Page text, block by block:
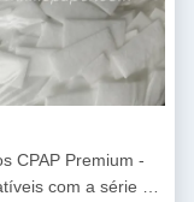
CPAP Premium -
com a série de